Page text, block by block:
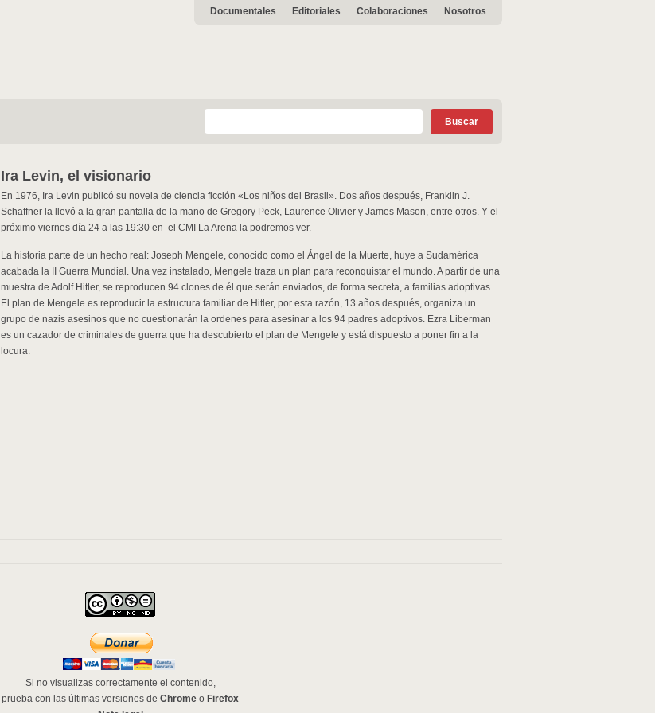
Documentales Editoriales Colaboraciones Nosotros
Ira Levin, el visionario
En 1976, Ira Levin publicó su novela de ciencia ficción «Los niños del Brasil». Dos años después, Franklin J.
Schaffner la llevó a la gran pantalla de la mano de Gregory Peck, Laurence Olivier y James Mason, entre otros. Y el
próximo viernes día 24 a las 19:30 en el CMI La Arena la podremos ver.
La historia parte de un hecho real: Joseph Mengele, conocido como el Ángel de la Muerte, huye a Sudamérica
acabada la II Guerra Mundial. Una vez instalado, Mengele traza un plan para reconquistar el mundo. A partir de una
muestra de Adolf Hitler, se reproducen 94 clones de él que serán enviados, de forma secreta, a familias adoptivas.
El plan de Mengele es reproducir la estructura familiar de Hitler, por esta razón, 13 años después, organiza un
grupo de nazis asesinos que no cuestionarán la ordenes para asesinar a los 94 padres adoptivos. Ezra Liberman
es un cazador de criminales de guerra que ha descubierto el plan de Mengele y está dispuesto a poner fin a la
locura.
Si no visualizas correctamente el contenido,
prueba con las últimas versiones de Chrome o Firefox